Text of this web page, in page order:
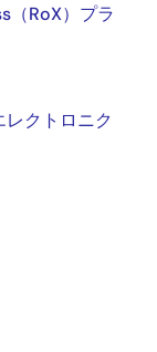
（RoX）プラ
クトロニク